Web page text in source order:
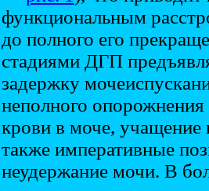
функциональным
до полного его
стадиями ДГП
задержку
неполного
крови в моче, учащение
также императивные
неудержание мочи. В